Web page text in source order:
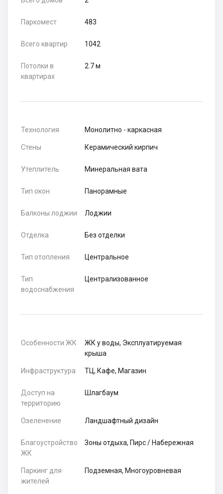
Паркомест 483
Всего квартир 1042
Потолки в
квартирах
2.7 м
Технология Монолитно - каркасная
Стены Керамический кирпич
Утеплитель Минеральная вата
Тип окон Панорамные
Балконы лоджии Лоджии
Отделка Без отделки
Тип отопления Центральное
Тип
водоснабжения
Централизованное
Особенности ЖК
ЖК у воды, Эксплуатируемая
крыша
Инфраструктура ТЦ, Кафе, Магазин
Доступ на
территорию
Шлагбаум
Озеленение Ландшафтный дизайн
Благоустройство
ЖК
Зоны отдыха, Пирс / Набережная
Паркинг для
жителей
Подземная, Многоуровневая